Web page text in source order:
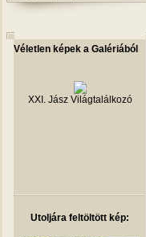
Véletlen képek a Galériából
XXI. Jász Világtalálkozó
Utoljára feltöltött kép: